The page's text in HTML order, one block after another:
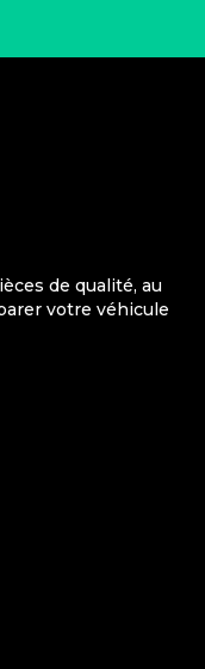
de qualité, au
votre véhicule